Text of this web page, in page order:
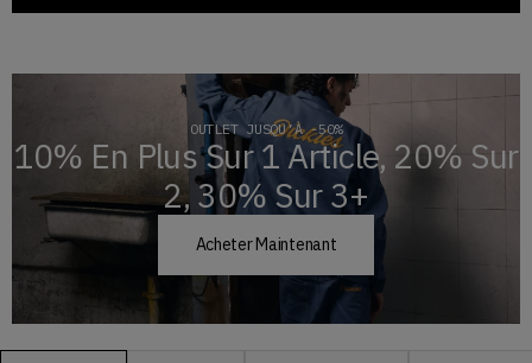
OUTLET JUSQU’À -50%
10% En Plus Sur 1 Article, 20% Sur
2, 30% Sur 3+
Acheter Maintenant